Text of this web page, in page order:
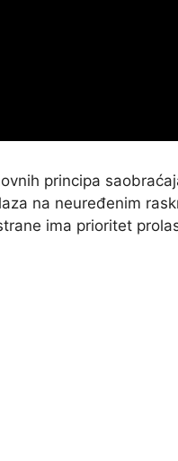
principa
na neuređenim
ima prioritet